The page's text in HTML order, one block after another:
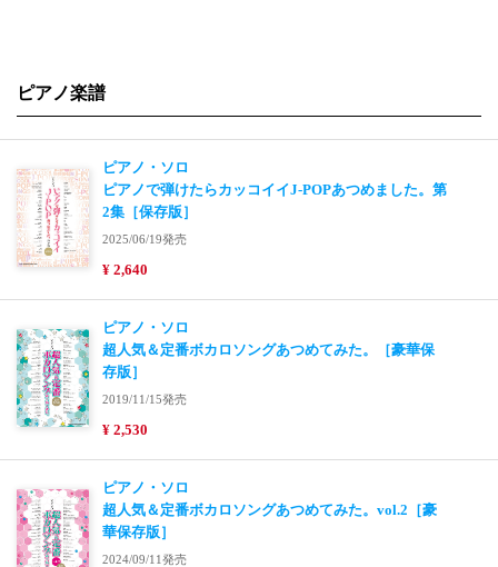
ピアノ楽譜
ピアノ・ソロ
ピアノで弾けたらカッコイイJ-POPあつめました。第
2集［保存版］
2025/06/19発売
¥ 2,640
ピアノ・ソロ
超人気＆定番ボカロソングあつめてみた。［豪華保
存版］
2019/11/15発売
¥ 2,530
ピアノ・ソロ
超人気＆定番ボカロソングあつめてみた。vol.2［豪
華保存版］
2024/09/11発売